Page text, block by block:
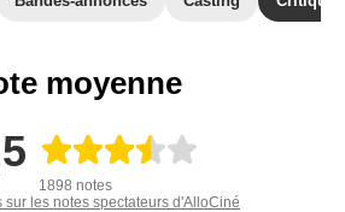
moyenne
1898 notes
sur les notes spectateurs d'AlloCiné